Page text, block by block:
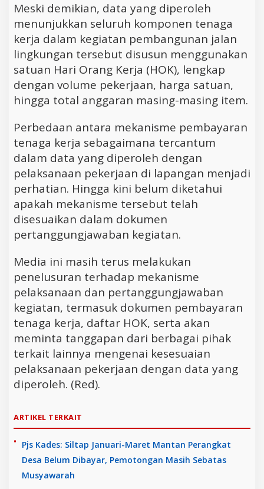
Meski demikian, data yang diperoleh
menunjukkan seluruh komponen tenaga
kerja dalam kegiatan pembangunan jalan
lingkungan tersebut disusun menggunakan
satuan Hari Orang Kerja (HOK), lengkap
dengan volume pekerjaan, harga satuan,
hingga total anggaran masing-masing item.
Perbedaan antara mekanisme pembayaran
tenaga kerja sebagaimana tercantum
dalam data yang diperoleh dengan
pelaksanaan pekerjaan di lapangan menjadi
perhatian. Hingga kini belum diketahui
apakah mekanisme tersebut telah
disesuaikan dalam dokumen
pertanggungjawaban kegiatan.
Media ini masih terus melakukan
penelusuran terhadap mekanisme
pelaksanaan dan pertanggungjawaban
kegiatan, termasuk dokumen pembayaran
tenaga kerja, daftar HOK, serta akan
meminta tanggapan dari berbagai pihak
terkait lainnya mengenai kesesuaian
pelaksanaan pekerjaan dengan data yang
diperoleh. (Red).
ARTIKEL TERKAIT
Pjs Kades: Siltap Januari-Maret Mantan Perangkat
Desa Belum Dibayar, Pemotongan Masih Sebatas
Musyawarah